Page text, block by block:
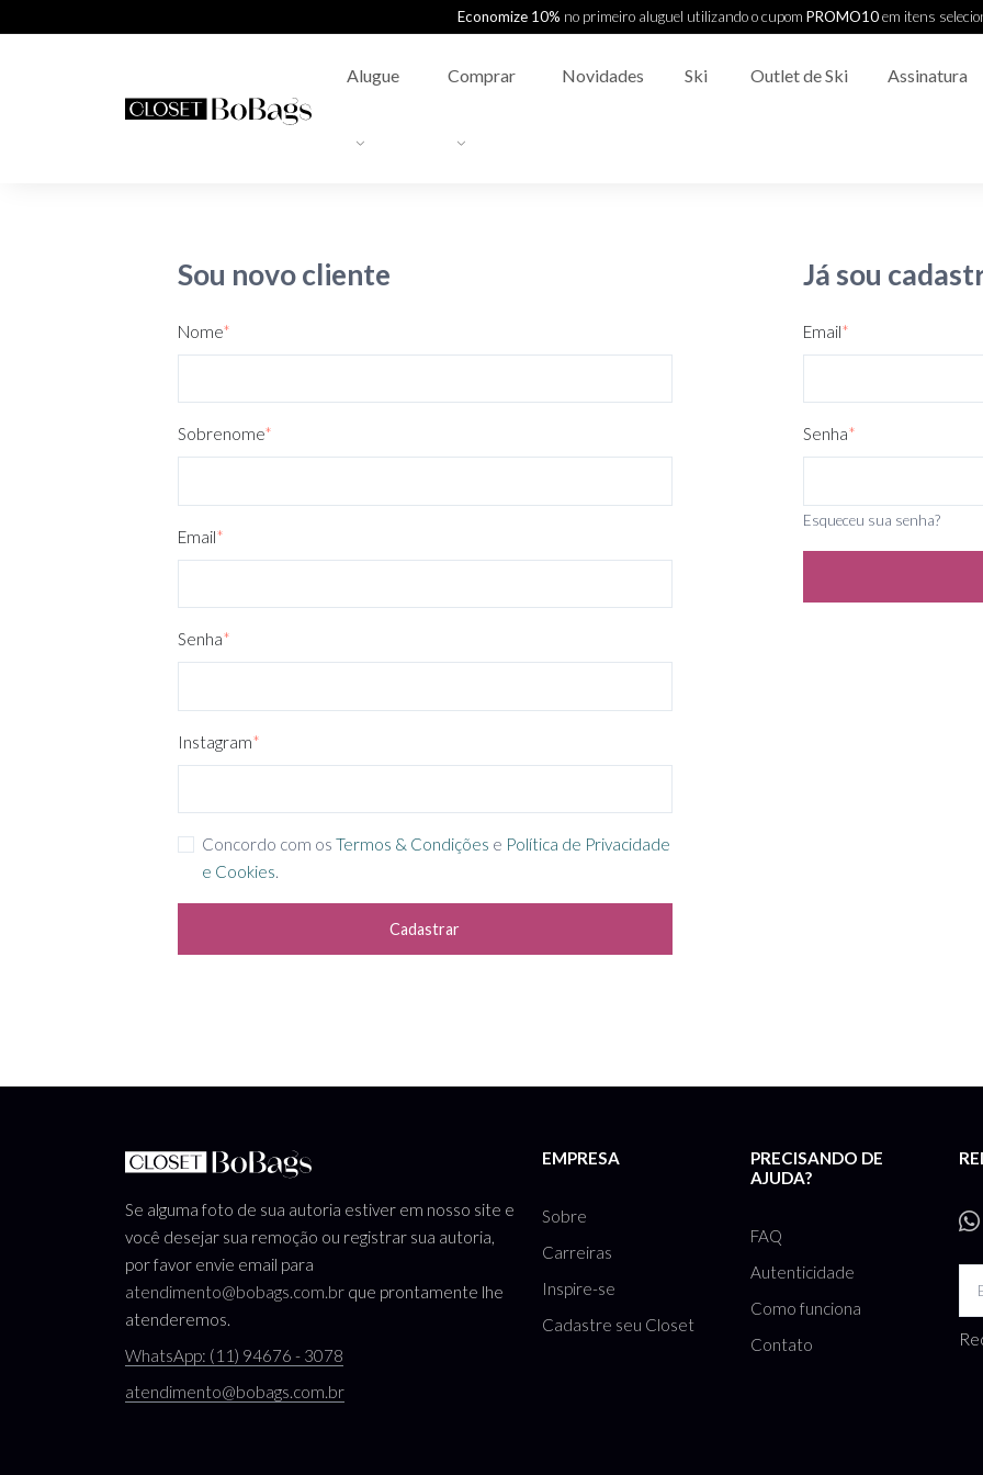
Economize 10% no primeiro aluguel utilizando o cupom PROMO10em itens
Alugue Comprar Novidades Ski Outlet de Ski Assinatura
Sou novo cliente
Nome*
Sobrenome*
Email*
Senha*
Instagram*
Concordo com osTermos & Condições e Política de Privacidade
e Cookies.
Cadastrar
Já sou
Email*
Senha*
Esqueceu sua senha?
Se alguma foto de sua autoria estiver em nosso site e
você desejar sua remoção ou registrar sua autoria,
por favor envie email para
atendimento@bobags.com.br que prontamente lhe
atenderemos.
WhatsApp: (11) 94676 - 3078
atendimento@bobags.com.br
EMPRESA
Sobre
Carreiras
Inspire-se
Cadastre seu Closet
PRECISANDO DE
AJUDA?
FAQ
Autenticidade
Como funciona
Contato